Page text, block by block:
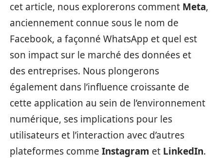
cet article, nous explorerons comment Meta,
anciennement connue sous le nom de
Facebook, a façonné WhatsApp et quel est
son impact sur le marché des données et
des entreprises. Nous plongerons
également dans l’influence croissante de
cette application au sein de l’environnement
numérique, ses implications pour les
utilisateurs et l’interaction avec d’autres
plateformes comme Instagram et LinkedIn.